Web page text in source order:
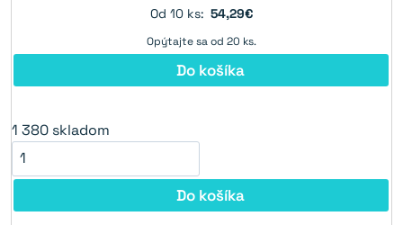
Od 10 ks: 54,29€
Opýtajte sa od 20 ks.
Do košíka
1 380 skladom
Do košíka